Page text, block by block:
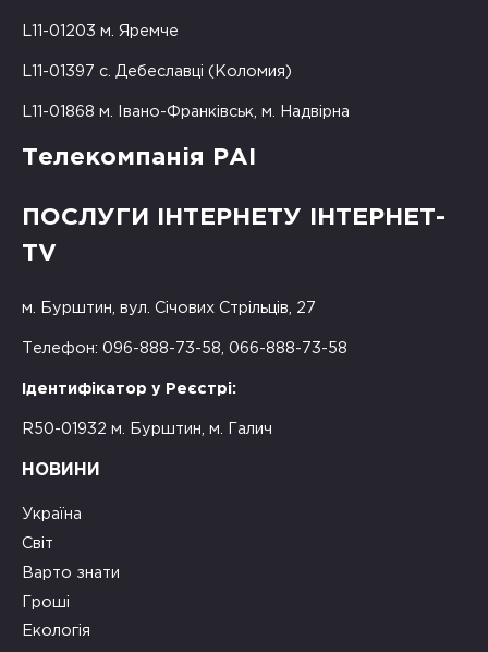
L11-01203 м. Яремче
L11-01397 с. Дебеславці (Коломия)
L11-01868 м. Івано-Франківськ, м. Надвірна
Телекомпанія РАІ
ПОСЛУГИ ІНТЕРНЕТУ ІНТЕРНЕТ-
TV
м. Бурштин, вул. Січових Стрільців, 27
Телефон: 096-888-73-58, 066-888-73-58
Ідентифікатор у Реєстрі:
R50-01932 м. Бурштин, м. Галич
НОВИНИ
Україна
Світ
Варто знати
Гроші
Екологія